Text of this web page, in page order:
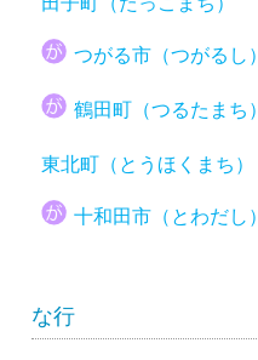
つがる市（つがるし）
鶴田町（つるたまち）
東北町（とうほくまち）
十和田市（とわだし）
な行